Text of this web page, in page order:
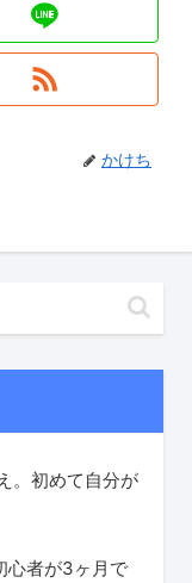
かけち
。初めて自分が
心者が3ヶ月で